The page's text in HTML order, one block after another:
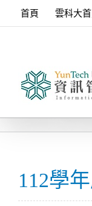
首頁 雲科大首
112學